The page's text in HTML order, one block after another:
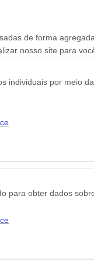
de forma
nosso site para
individuais por meio
para obter dados